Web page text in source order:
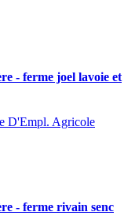
- ferme joel lavoie et
D'Empl. Agricole
- ferme rivain senc